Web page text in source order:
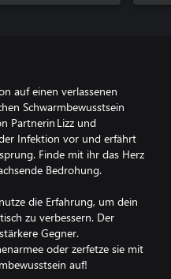
auf einen verlassenen
Schwarmbewusstsein
Partnerin Lizz und
Infektion vor und erfährt
Finde mit ihr das Herz
Bedrohung.
die Erfahrung, um dein
zu verbessern. Der
Gegner.
oder zerfetze sie mit
auf!